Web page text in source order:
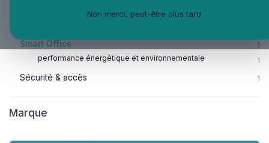
Securité et sureté
Smart Office
1
performance énergétique et environnementale
1
Sécurité & accès 1
Marque
Non merci, peut-être plus tard